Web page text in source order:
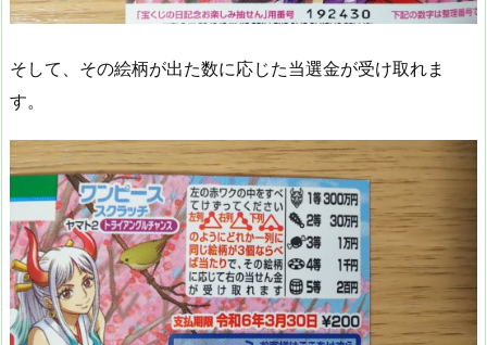
そして、その絵柄が出た数に応じた当選金が受け取れま
す。